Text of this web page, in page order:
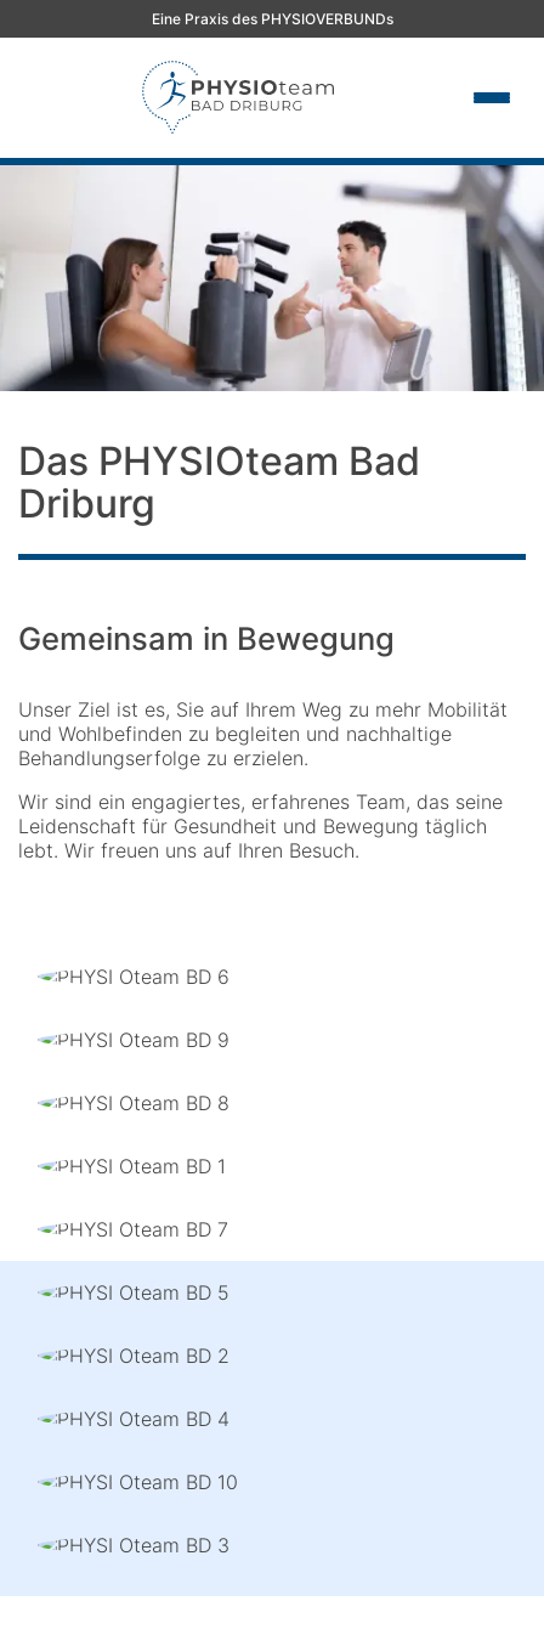
Eine Praxis des PHYSIOVERBUNDs
Das PHYSIOteam Bad
Driburg
Gemeinsam in Bewegung
Unser Ziel ist es, Sie auf Ihrem Weg zu mehr Mobilität
und Wohlbefinden zu begleiten und nachhaltige
Behandlungserfolge zu erzielen.
Wir sind ein engagiertes, erfahrenes Team, das seine
Leidenschaft für Gesundheit und Bewegung täglich
lebt. Wir freuen uns auf Ihren Besuch.